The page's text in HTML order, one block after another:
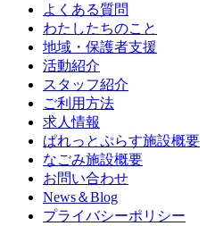
よくある質問
わたしたちのこと
地域・保護者支援
活動紹介
スタッフ紹介
ご利用方法
求人情報
ぱれっとぷらす施設概要
なごみ施設概要
お問い合わせ
News＆Blog
プライバシーポリシー